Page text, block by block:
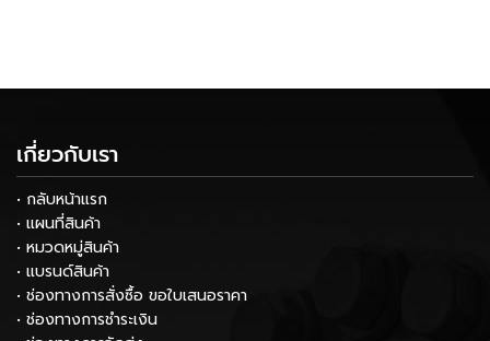
เกี่ยวกับเรา
• กลับหน้าแรก
• แผนที่สินค้า
• หมวดหมู่สินค้า
• แบรนด์สินค้า
• ช่องทางการสั่งซื้อ ขอใบเสนอราคา
• ช่องทางการชำระเงิน